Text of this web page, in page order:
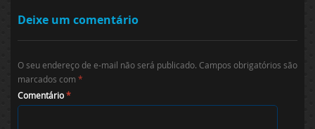
Deixe um comentário
O seu endereço de e-mail não será publicado. Campos obrigatórios são
marcados com *
Comentário*